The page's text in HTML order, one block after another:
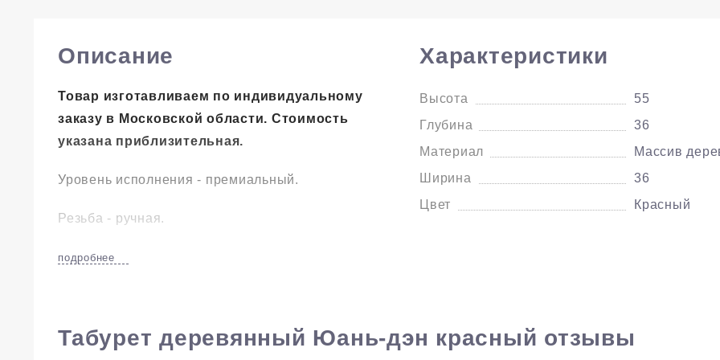
Описание
Товар изготавливаем по индивидуальному
заказу в Московской области. Стоимость
указана приблизительная.
Уровень исполнения - премиальный.
Резьба - ручная.
Размер:ширина - 36 см, глубина - 36 см, высота -
подробнее
Характеристики
Высота
55
Глубина
36
Материал
Массив
Ширина
36
Цвет
Красный
Табурет деревянный Юань-дэн красный отзывы